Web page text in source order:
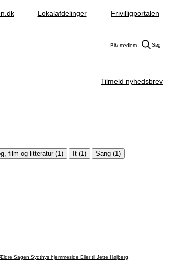
Lokalafdelinger Frivilligportalen
Bliv medlem Søg
Tilmeld nyhedsbrev
film og litteratur (1) It (1) Sang (1)